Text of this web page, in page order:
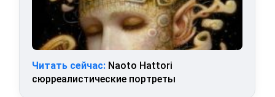
Читать сейчас: Naoto Hattori
сюрреалистические портреты